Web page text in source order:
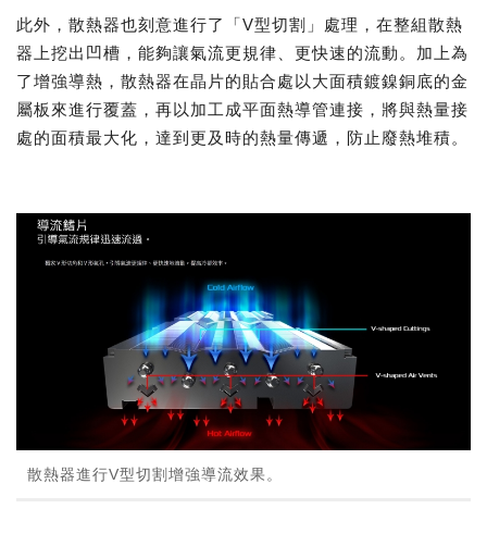
此外，散熱器也刻意進行了「V型切割」處理，在整組散熱
器上挖出凹槽，能夠讓氣流更規律、更快速的流動。加上為
了增強導熱，散熱器在晶片的貼合處以大面積鍍鎳銅底的金
屬板來進行覆蓋，再以加工成平面熱導管連接，將與熱量接
處的面積最大化，達到更及時的熱量傳遞，防止廢熱堆積。
散熱器進行V型切割增強導流效果。